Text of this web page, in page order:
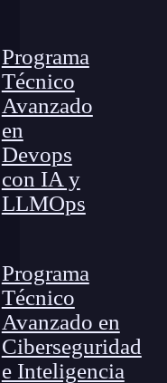
Programa
Técnico
Avanzado
en
Devops
con IA y
LLMOps
Programa
Técnico
Avanzado en
Ciberseguridad
e Inteligencia